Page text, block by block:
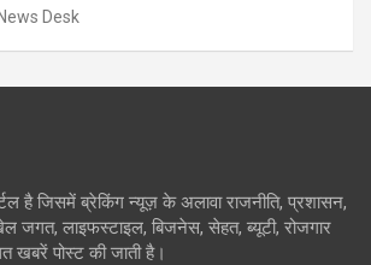
News Desk
है जिसमें ब्रेकिंग न्यूज़ के अलावा राजनीति, प्रशासन,
जगत, लाइफस्टाइल, बिजनेस, सेहत, ब्यूटी, रोजगार
खबरें पोस्ट की जाती है।